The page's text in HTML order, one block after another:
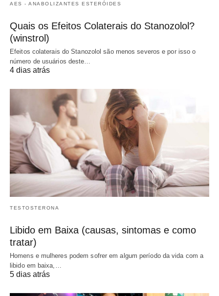
AES - ANABOLIZANTES ESTERÓIDES
Quais os Efeitos Colaterais do Stanozolol?
(winstrol)
Efeitos colaterais do Stanozolol são menos severos e por isso o
número de usuários deste…
4 dias atrás
TESTOSTERONA
Libido em Baixa (causas, sintomas e como
tratar)
Homens e mulheres podem sofrer em algum período da vida com a
libido em baixa,…
5 dias atrás